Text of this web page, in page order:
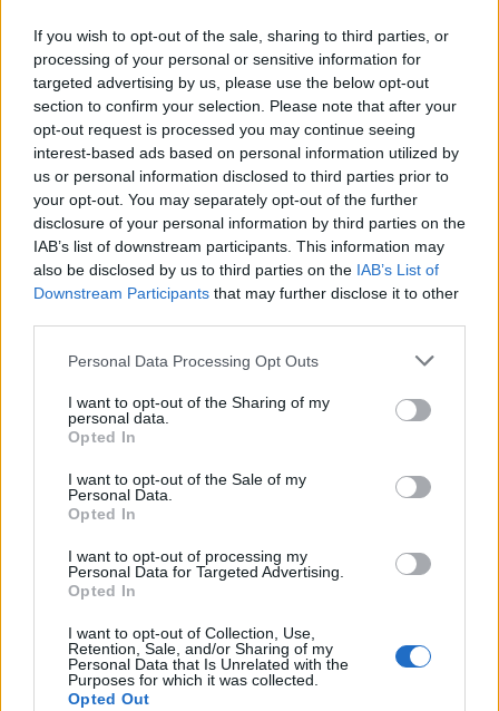
If you wish to opt-out of the sale, sharing to third parties, or
processing of your personal or sensitive information for
targeted advertising by us, please use the below opt-out
section to confirm your selection. Please note that after your
opt-out request is processed you may continue seeing
interest-based ads based on personal information utilized by
us or personal information disclosed to third parties prior to
your opt-out. You may separately opt-out of the further
disclosure of your personal information by third parties on the
IAB’s list of downstream participants. This information may
also be disclosed by us to third parties on the IAB’s List of
Downstream Participants that may further disclose it to other
Please note that this website/app uses one or more Google
not limited to your visit or usage behaviour. You may click to
grant or deny consent to Google and its third-party tags to
use your data for below specified purposes in below Google
consent section.
Personal Data Processing Opt Outs
I want to opt-out of the Sharing of my
personal data.
Opted In
I want to opt-out of the Sale of my
Personal Data.
Opted In
I want to opt-out of processing my
Personal Data for Targeted Advertising.
Opted In
I want to opt-out of Collection, Use,
Retention, Sale, and/or Sharing of my
Personal Data that Is Unrelated with the
Purposes for which it was collected.
Opted Out
szőlőborunknak, amelynek szőlő íze van (szőlőlé,
szőlőzselé, szőlőlekvár), mellette a borok általában
feketeszeder, szamóca, málna, amerikai
tőzegáfonya, szilva, feketecseresznye, ribiszke, füge,
aszalt szilva aromáit is hozzák
Virágos:ibolya, rózsa
Tölgyfás érlelésből származó:cédrus, kakaó,
szivar, dohány, vanília, füst
Zöldnövényes:menta, babérlevél
Ritkábban: kandírozott gyümölcs, gyümölcstorta,
szantálfa, szarvasgomba, dohány
A legjobb merlot lelőhelyek
⦁ A franciaországi Bordeaux régió, ahol a
legtöbb borházasításban jelentős összetevőként
használják, a folyó jobb partjának boraiban pedig
ez a meghatározó fajta